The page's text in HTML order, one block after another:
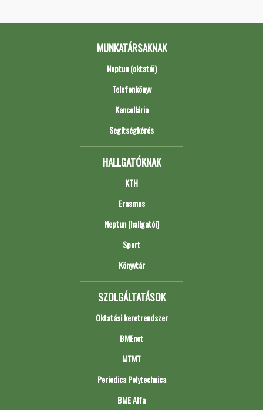
MUNKATÁRSAKNAK
Neptun (oktatói)
Telefonkönyv
Kancellária
Segítségkérés
HALLGATÓKNAK
KTH
Erasmus
Neptun (hallgatói)
Sport
Könyvtár
SZOLGÁLTATÁSOK
Oktatási keretrendszer
BMEnet
MTMT
Periodica Polytechnica
BME Alfa